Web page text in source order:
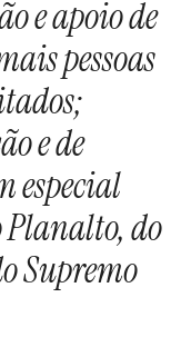
e apoio de
pessoas
e de
especial
Planalto, do
Supremo